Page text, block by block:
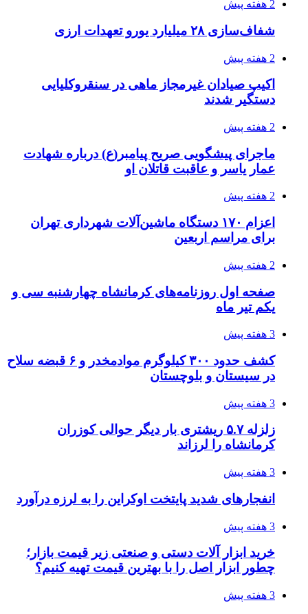
2 هفته پیش
شفاف‌سازی ۲۸ میلیارد یورو تعهدات ارزی
2 هفته پیش
اکیپ صیادان غیرمجاز ماهی در سنقروکلیایی
دستگیر شدند
2 هفته پیش
ماجرای پیشگویی صریح پیامبر(ع) درباره شهادت
عمار یاسر و عاقبت قاتلان او
2 هفته پیش
اعزام ۱۷۰ دستگاه ماشین‌آلات شهرداری تهران
برای مراسم اربعین
2 هفته پیش
صفحه اول روزنامه‌های کرمانشاه چهارشنبه سی و
یکم تیر ماه
3 هفته پیش
کشف حدود ۳۰۰ کیلوگرم موادمخدر و ۶ قبضه سلاح
در سیستان و بلوچستان
3 هفته پیش
زلزله ۵.۷ ریشتری بار دیگر حوالی کوزران
کرمانشاه را لرزاند
3 هفته پیش
انفجارهای شدید پایتخت اوکراین را به لرزه درآورد
3 هفته پیش
خرید ابزار آلات دستی و صنعتی زیر قیمت بازار؛
چطور ابزار اصل را با بهترین قیمت تهیه کنیم؟
3 هفته پیش